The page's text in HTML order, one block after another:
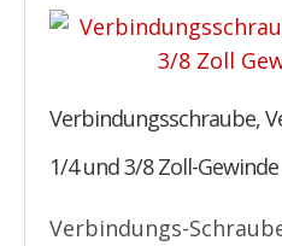
Verbindungsschraube,
1/4 und 3/8 Zoll-
Verbindungs-